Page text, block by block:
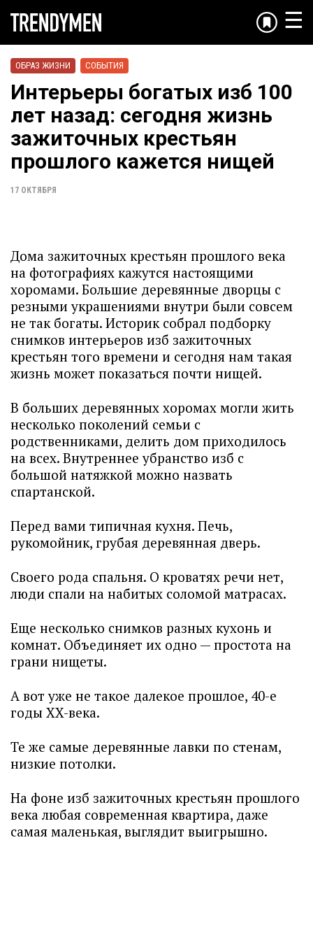
☰
ОБРАЗ ЖИЗНИ СОБЫТИЯ
Интерьеры богатых изб 100
лет назад: сегодня жизнь
зажиточных крестьян
прошлого кажется нищей
17 ОКТЯБРЯ
Дома зажиточных крестьян прошлого века
на фотографиях кажутся настоящими
хоромами. Большие деревянные дворцы с
резными украшениями внутри были совсем
не так богаты. Историк собрал подборку
снимков интерьеров изб зажиточных
крестьян того времени и сегодня нам такая
жизнь может показаться почти нищей.
В больших деревянных хоромах могли жить
несколько поколений семьи с
родственниками, делить дом приходилось
на всех. Внутреннее убранство изб с
большой натяжкой можно назвать
спартанской.
Перед вами типичная кухня. Печь,
рукомойник, грубая деревянная дверь.
Своего рода спальня. О кроватях речи нет,
люди спали на набитых соломой матрасах.
Еще несколько снимков разных кухонь и
комнат. Объединяет их одно — простота на
грани нищеты.
А вот уже не такое далекое прошлое, 40-е
годы XX-века.
Те же самые деревянные лавки по стенам,
низкие потолки.
На фоне изб зажиточных крестьян прошлого
века любая современная квартира, даже
самая маленькая, выглядит выигрышно.